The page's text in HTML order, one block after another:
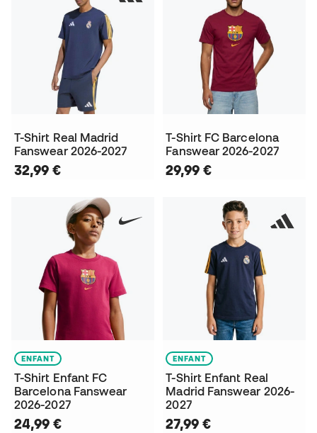
T-Shirt Real Madrid
Fanswear 2026-2027
32,99 €
T-Shirt FC Barcelona
Fanswear 2026-2027
29,99 €
ENFANT
T-Shirt Enfant FC
Barcelona Fanswear
2026-2027
24,99 €
ENFANT
T-Shirt Enfant Real
Madrid Fanswear 2026-
2027
27,99 €